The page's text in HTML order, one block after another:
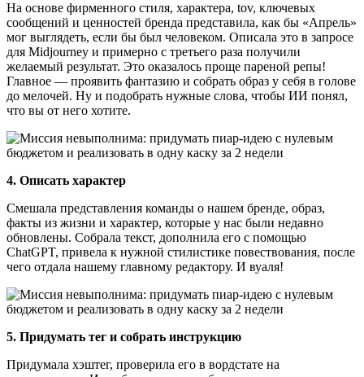
На основе фирменного стиля, характера, tov, ключевых
сообщений и ценностей бренда представила, как бы «Апрель»
мог выглядеть, если бы был человеком. Описала это в запросе
для Midjourney и примерно с третьего раза получили
желаемый результат. Это оказалось проще пареной репы!
Главное — проявить фантазию и собрать образ у себя в голове
до мелочей. Ну и подобрать нужные слова, чтобы ИИ понял,
что вы от него хотите.
4. Описать характер
Смешала представления команды о нашем бренде, образ,
факты из жизни и характер, которые у нас были недавно
обновлены. Собрала текст, дополнила его с помощью
ChatGPT, привела к нужной стилистике повествования, после
чего отдала нашему главному редактору. И вуаля!
5. Придумать тег и собрать инструкцию
Придумала хэштег, проверила его в вордстате на